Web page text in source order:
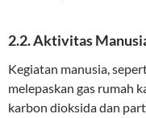
2.2. Aktivitas
Kegiatan manusia,
melepaskan gas rumah
karbon dioksida dan